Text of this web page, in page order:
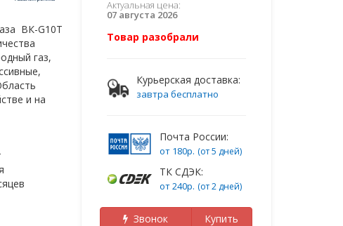
ВК-G10T
газ,
и на
Актуальная цена:
07 августа 2026
Товар разобрали
Курьерская доставка:
завтра бесплатно
Почта России:
от 180р. (от 5 дней)
ТК СДЭК:
от 240р. (от 2 дней)
Звонок Купить